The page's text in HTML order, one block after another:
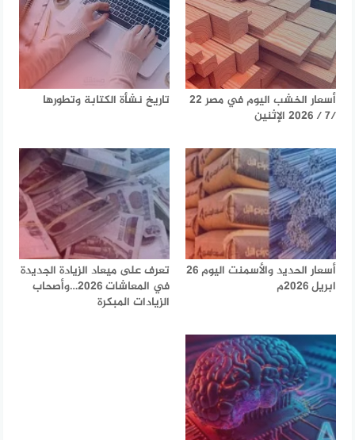
أسعار الخشب اليوم في مصر 22
/7 / 2026 الإثنين
تاريخ نشأة الكتابة وتطورها
أسعار الحديد والأسمنت اليوم 26
ابريل 2026م
تعرف على ميعاد الزيادة الجديدة
في المعاشات 2026…وأصحاب
الزيادات المبكرة